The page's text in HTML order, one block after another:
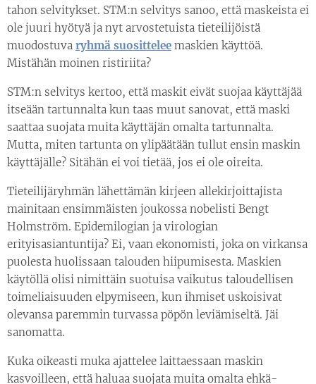
tahon selvitykset. STM:n selvitys sanoo, että maskeista ei
ole juuri hyötyä ja nyt arvostetuista tieteilijöistä
muodostuva ryhmä suosittelee maskien käyttöä.
Mistähän moinen ristiriita?
STM:n selvitys kertoo, että maskit eivät suojaa käyttäjää
itseään tartunnalta kun taas muut sanovat, että maski
saattaa suojata muita käyttäjän omalta tartunnalta.
Mutta, miten tartunta on ylipäätään tullut ensin maskin
käyttäjälle? Sitähän ei voi tietää, jos ei ole oireita.
Tieteilijäryhmän lähettämän kirjeen allekirjoittajista
mainitaan ensimmäisten joukossa nobelisti Bengt
Holmström. Epidemilogian ja virologian
erityisasiantuntija? Ei, vaan ekonomisti, joka on virkansa
puolesta huolissaan talouden hiipumisesta. Maskien
käytöllä olisi nimittäin suotuisa vaikutus taloudellisen
toimeliaisuuden elpymiseen, kun ihmiset uskoisivat
olevansa paremmin turvassa pöpön leviämiseltä. Jäi
sanomatta.
Kuka oikeasti muka ajattelee laittaessaan maskin
kasvoilleen, että haluaa suojata muita omalta ehkä-